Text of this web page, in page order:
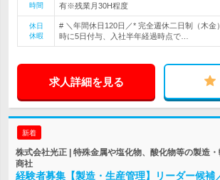
時間
有※残業月30H程度
休日
休暇
# ＼年間休日120日／* 完全週休二日制（木金
時に5日付与、入社半年経過時点で…
求人詳細を見る
新着
株式会社光正 | 特殊金属や塩化物、酸化物等の製造
商社
経験者募集【製造・生産管理】リーダー候補